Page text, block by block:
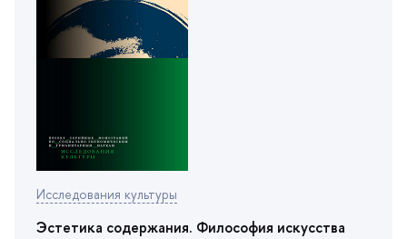
Исследования культуры
Эстетика содержания. Философия искусства